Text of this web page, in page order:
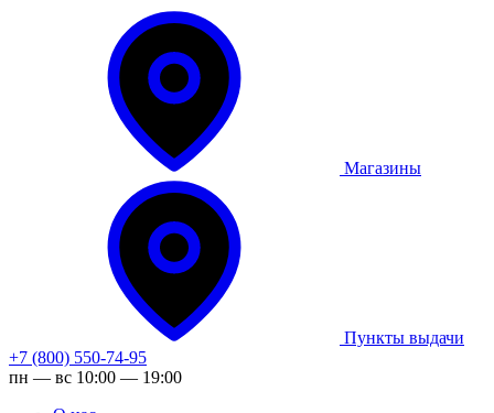
Магазины
Пункты выдачи
+7 (800) 550-74-95
пн — вс 10:00 — 19:00